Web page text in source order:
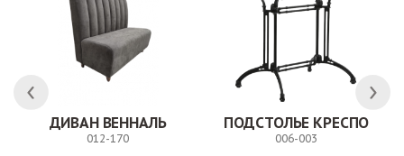
ДИВАН ВЕННАЛЬ
012-170
ПОДСТОЛЬЕ КРЕСПО
006-003